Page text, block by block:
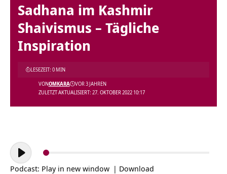
Sadhana im Kashmir
Shaivismus – Tägliche
Inspiration
ZULETZT AKTUALISIERT: 27. OKTOBER 2022 10:17
VONOMKARA VOR 3 JAHREN
LESEZEIT: 0 MIN
Audio-
Player
Podcast: Play in new window | Download